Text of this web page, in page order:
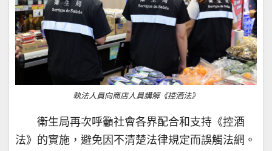
執法人員向商店人員講解《控酒法》
衛生局再次呼籲社會各界配合和支持《控酒
法》的實施，避免因不清楚法律規定而誤觸法網。